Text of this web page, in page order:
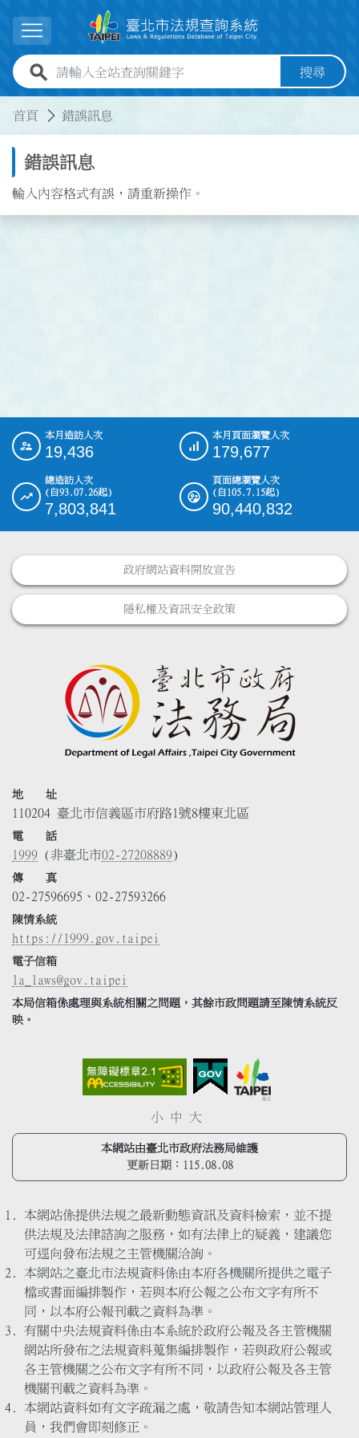
展開選單
全站查詢關鍵字欄位 搜尋
首頁 錯誤訊息
錯誤訊息
輸入內容格式有誤，請重新操作。
::: 本月造訪人次
19,436
本月頁面瀏覽人次
179,677
總造訪人次
(自93.07.26起)
7,803,841
頁面總瀏覽人次
(自105.7.15起)
90,440,832
政府網站資料開放宣告
隱私權及資訊安全政策
地 址
110204 臺北市信義區市府路1號8樓東北區
電 話
1999 (非臺北市02-27208889)
傳 真
02-27596695、02-27593266
陳情系統
https://1999.gov.taipei
電子信箱
la_laws@gov.taipei
本局信箱係處理與系統相關之問題，其餘市政問題請至陳情系統反
映。
小 中 大
本網站由臺北市政府法務局維護
更新日期： 115.08.08
本網站係提供法規之最新動態資訊及資料檢索，並不提
供法規及法律諮詢之服務，如有法律上的疑義，建議您
可逕向發布法規之主管機關洽詢。
本網站之臺北市法規資料係由本府各機關所提供之電子
檔或書面編排製作，若與本府公報之公布文字有所不
同，以本府公報刊載之資料為準。
有關中央法規資料係由本系統於政府公報及各主管機關
網站所發布之法規資料蒐集編排製作，若與政府公報或
各主管機關之公布文字有所不同，以政府公報及各主管
機關刊載之資料為準。
本網站資料如有文字疏漏之處，敬請告知本網站管理人
員，我們會即刻修正。